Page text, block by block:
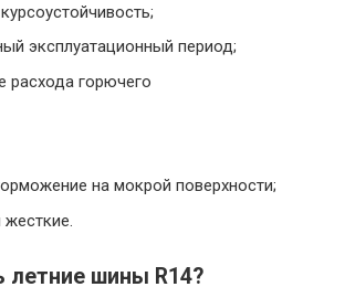
эксплуатационный период;
расхода горючего
на мокрой поверхности;
летние шины R14?